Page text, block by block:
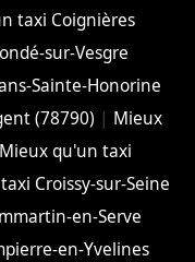
taxi Coignières
sur-Vesgre
Sainte-Honorine
(78790) | Mieux
Mieux qu'un taxi
Croissy-sur-Seine
en-Serve
en-Yvelines